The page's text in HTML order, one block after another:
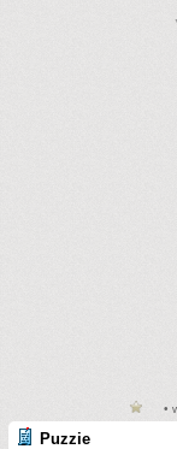
•
Puzzie